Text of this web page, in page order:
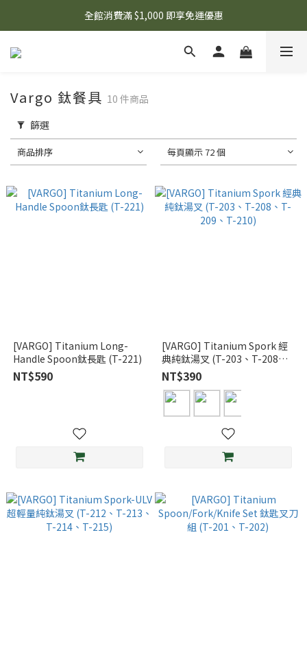
🌟 想知道現在有什麼優惠嗎？ 點擊查看最新優惠！
全館消費滿 $1,000 即享免運優惠
🌟 想知道現在有什麼優惠嗎？ 點擊查看最新優惠！
Vargo 鈦餐具 10 件商品
篩選
商品排序 每頁顯示 72 個
[VARGO] Titanium Long-
Handle Spoon鈦長匙 (T-221)
NT$590
[VARGO] Titanium Spork 經
典純鈦湯叉 (T-203、T-208、
T-209、T-210)
NT$390